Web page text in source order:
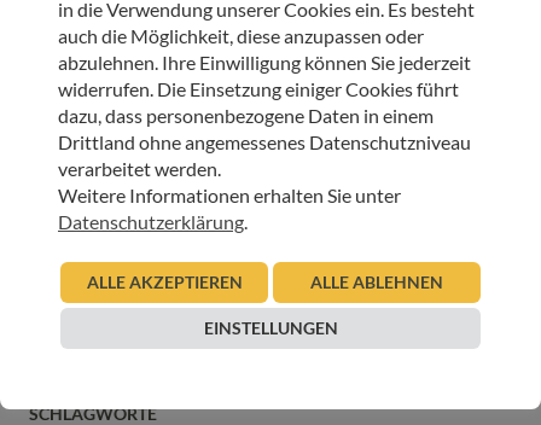
Unterstützung durch Arzt, Ärztin, TherapeutIn oder
Pflegeperson hilfreich sein, sagte Elisabeth Ritter in ihrem
Vortrag: „Viele PatientInnen haben große Sehnsucht nach
Zärtlichkeit, aber Angst, damit im Partner oder der
Partnerin den Wunsch nach ‚mehr’ auszulösen. Solche
Dinge müssen besprochen werden, dann kann oft eine
neue Form der Nähe entstehen, die als wohltuend erlebt
wird.“
Hospiz-Gemeinschaft erhalten Sie hier!
SCHLAGWORTE
in die Verwendung unserer Cookies ein. Es besteht
auch die Möglichkeit, diese anzupassen oder
abzulehnen. Ihre Einwilligung können Sie jederzeit
widerrufen. Die Einsetzung einiger Cookies führt
dazu, dass personenbezogene Daten in einem
Drittland ohne angemessenes Datenschutzniveau
verarbeitet werden.
Weitere Informationen erhalten Sie unter
Datenschutzerklärung.
ALLE AKZEPTIEREN ALLE ABLEHNEN
EINSTELLUNGEN